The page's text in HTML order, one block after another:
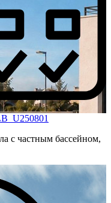
с частным бассейном,